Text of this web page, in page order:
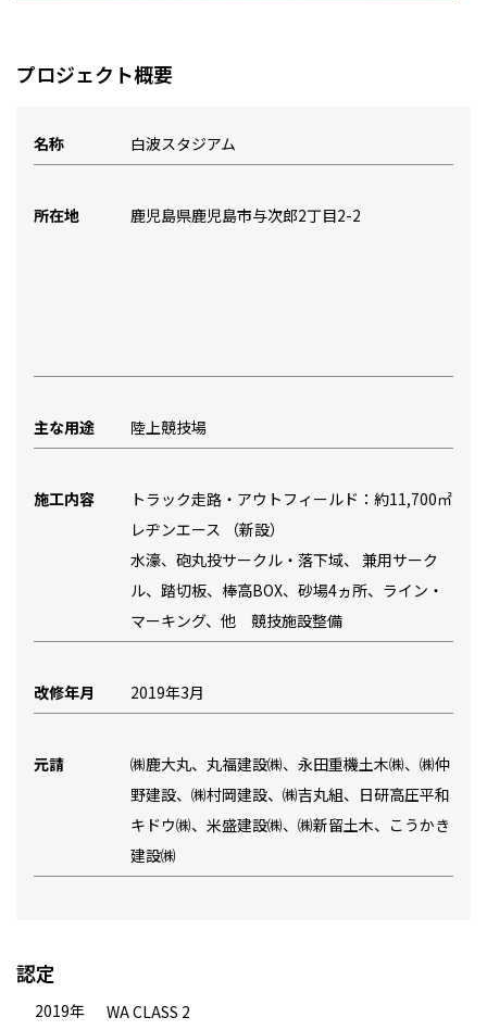
プロジェクト概要
名称 白波スタジアム
所在地 鹿児島県鹿児島市与次郎2丁目2-2
主な用途 陸上競技場
施工内容
トラック走路・アウトフィールド：約11,700㎡
レヂンエース （新設）
水濠、砲丸投サークル・落下域、 兼用サーク
ル、踏切板、棒高BOX、砂場4ヵ所、ライン・
マーキング、他 競技施設整備
改修年月 2019年3月
元請
㈱鹿大丸、丸福建設㈱、永田重機土木㈱、㈱仲
野建設、㈱村岡建設、㈱吉丸組、日研高圧平和
キドウ㈱、米盛建設㈱、㈱新留土木、こうかき
建設㈱
認定
2019年 WA CLASS 2